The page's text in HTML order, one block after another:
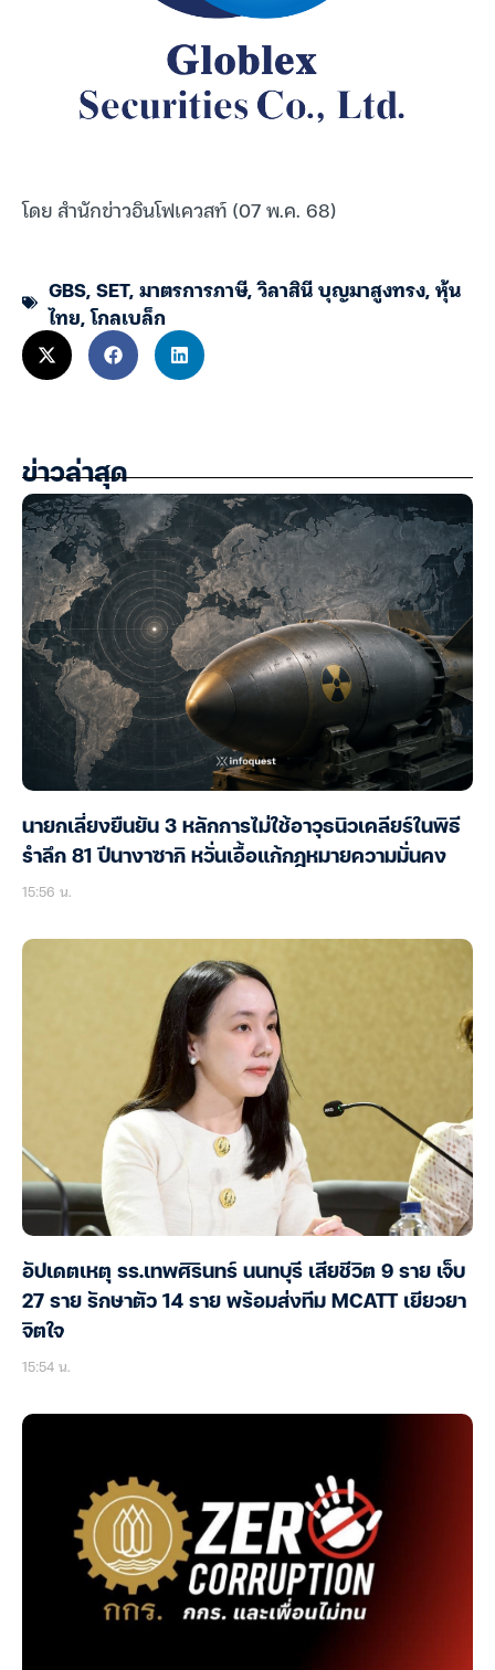
โดย สำนักข่าวอินโฟเควสท์ (07 พ.ค. 68)
GBS,SET,มาตรการภาษี,วิลาสินี บุญมาสูงทรง,หุ้น
ไทย,โกลเบล็ก
ข่าวล่าสุด
นายกเลี่ยงยืนยัน 3 หลักการไม่ใช้อาวุธนิวเคลียร์ในพิธี
รำลึก 81 ปีนางาซากิ หวั่นเอื้อแก้กฎหมายความมั่นคง
15:56 น.
อัปเดตเหตุ รร.เทพศิรินทร์ นนทบุรี เสียชีวิต 9 ราย เจ็บ
27 ราย รักษาตัว 14 ราย พร้อมส่งทีม MCATT เยียวยา
จิตใจ
15:54 น.